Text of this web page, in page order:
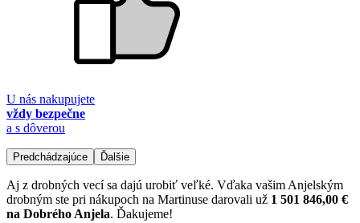
U nás nakupujete
vždy bezpečne
a s dôverou
Predchádzajúce Ďalšie
Aj z drobných vecí sa dajú urobiť veľké. Vďaka vašim Anjelským
drobným ste pri nákupoch na Martinuse darovali už 1 501 846,00 €
na Dobrého Anjela. Ďakujeme!